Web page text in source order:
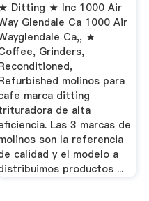
Ditting ★ Inc 1000 Air
Glendale Ca 1000 Air
Ca,, ★
Grinders,
molinos para
marca ditting
de alta
Las 3 marcas de
son la referencia
calidad y el modelo a
productos ...